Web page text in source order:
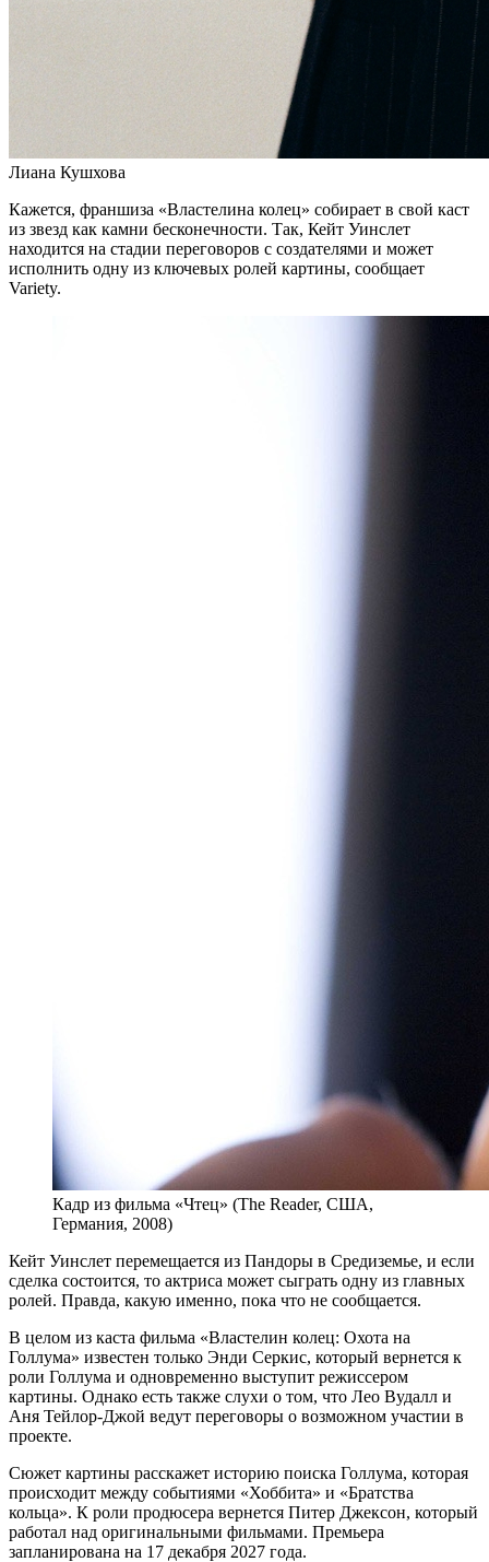
Лиана Кушхова
Кажется, франшиза «Властелина колец» собирает в свой каст
из звезд как камни бесконечности. Так, Кейт Уинслет
находится на стадии переговоров с создателями и может
исполнить одну из ключевых ролей картины, сообщает
Variety.
Кадр из фильма «Чтец» (The Reader, США,
Германия, 2008)
Кейт Уинслет перемещается из Пандоры в Средиземье, и если
сделка состоится, то актриса может сыграть одну из главных
ролей. Правда, какую именно, пока что не сообщается.
В целом из каста фильма «Властелин колец: Охота на
Голлума» известен только Энди Серкис, который вернется к
роли Голлума и одновременно выступит режиссером
картины. Однако есть также слухи о том, что Лео Вудалл и
Аня Тейлор-Джой ведут переговоры о возможном участии в
проекте.
Сюжет картины расскажет историю поиска Голлума, которая
происходит между событиями «Хоббита» и «Братства
кольца». К роли продюсера вернется Питер Джексон, который
работал над оригинальными фильмами. Премьера
запланирована на 17 декабря 2027 года.